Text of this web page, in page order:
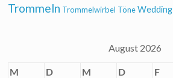
Trommeln Trommelwirbel Töne Wedding
August 2026
M D M D F